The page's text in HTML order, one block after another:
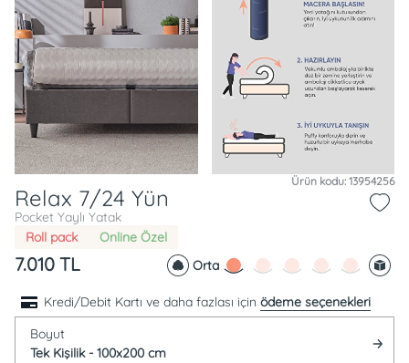
Ürün kodu: 13954256
Relax 7/24 Yün
Pocket Yaylı Yatak
Roll pack
Online Özel
7.010 TL Orta
Kredi/Debit Kartı ve daha fazlası için ödeme seçenekleri
Boyut
Tek Kişilik - 100x200 cm